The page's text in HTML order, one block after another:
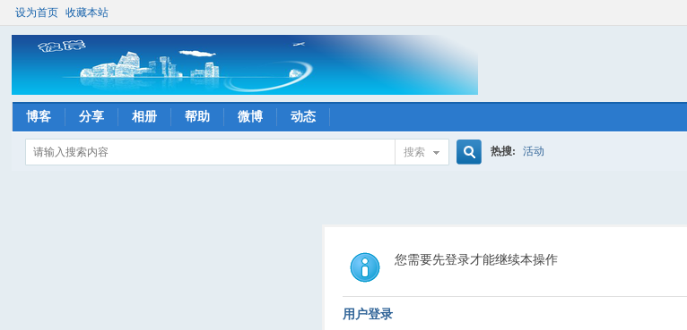
设为首页 收藏本站
博客 分享 相册 帮助 微博 动态
搜索
索
热搜: 活动
您需要先登录才能继续本操作
用户登录